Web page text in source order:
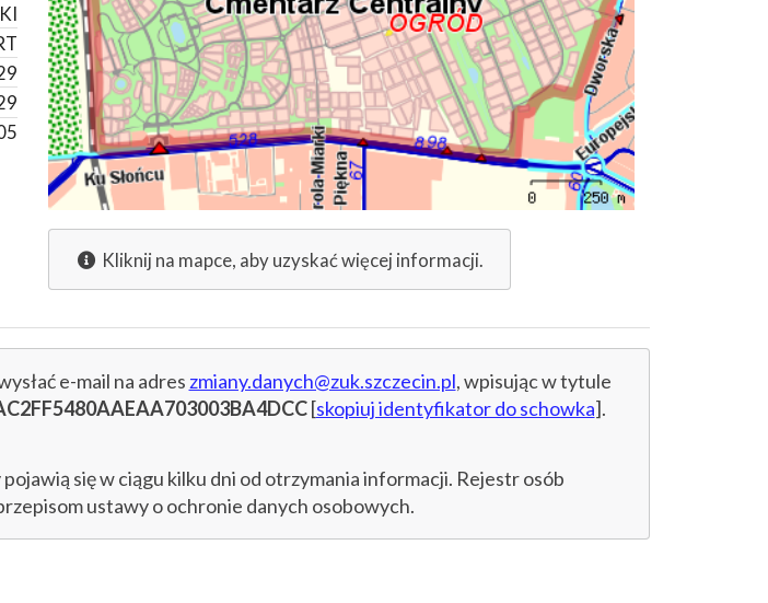
Kliknij na mapce, aby uzyskać więcej informacji.
e-mail na adres zmiany.danych@zuk.szczecin.pl, wpisując w tytule
[skopiuj identyfikator do schowka].
się w ciągu kilku dni od otrzymania informacji. Rejestr osób
ustawy o ochronie danych osobowych.